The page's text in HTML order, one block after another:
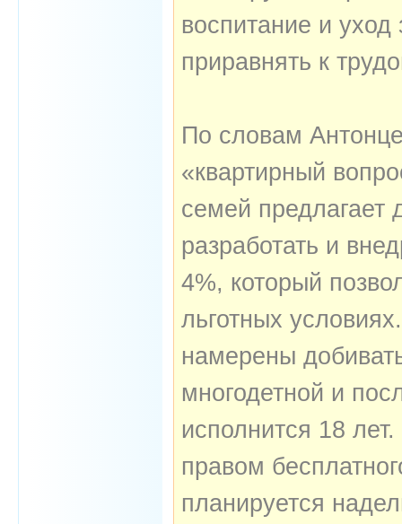
воспитание и
приравнять к
По словам
«квартирный
семей предлагает
разработать и
4%, который
льготных
намерены
многодетной и
исполнится 18
правом
планируется